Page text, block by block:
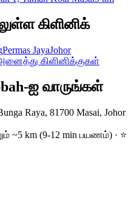
கிளினிக்
Permas JayaJohor
கிளினிக்குகள்
ஐ வாருங்கள்
Raya, 81700 Masai, Johor
~5 km (9-12 min பயணம்) · ⭐